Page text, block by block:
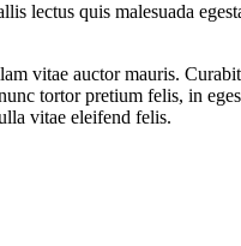
quis malesuada
vitae auctor mauris.
tortor pretium felis, in
vitae eleifend felis.